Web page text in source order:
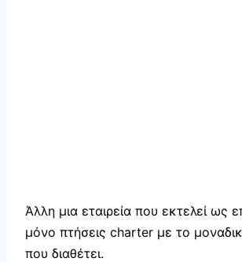
Άλλη μια εταιρεία που εκτελεί ως
μόνο πτήσεις charter με το
που διαθέτει.